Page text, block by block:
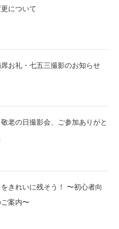
について
お礼・七五三撮影のお知らせ
老の日撮影会、ご参加ありがと
きれいに残そう！ 〜初心者向
案内〜